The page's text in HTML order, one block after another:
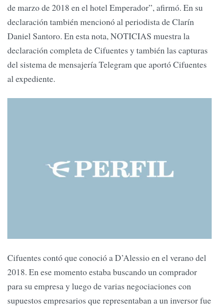
de marzo de 2018 en el hotel Emperador”, afirmó. En su
declaración también mencionó al periodista de Clarín
Daniel Santoro. En esta nota, NOTICIAS muestra la
declaración completa de Cifuentes y también las capturas
del sistema de mensajería Telegram que aportó Cifuentes
al expediente.
Cifuentes contó que conoció a D’Alessio en el verano del
2018. En ese momento estaba buscando un comprador
para su empresa y luego de varias negociaciones con
supuestos empresarios que representaban a un inversor fue